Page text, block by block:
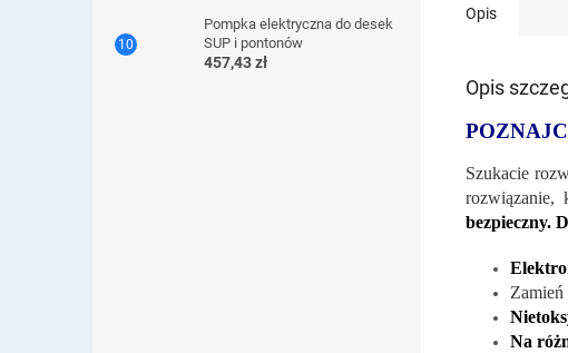
Pompka elektryczna do desek
SUP i pontonów
457,43 zł
Opis
Opis
Szukacie
rozwiązanie,
bezpieczny.
Zamień
Na